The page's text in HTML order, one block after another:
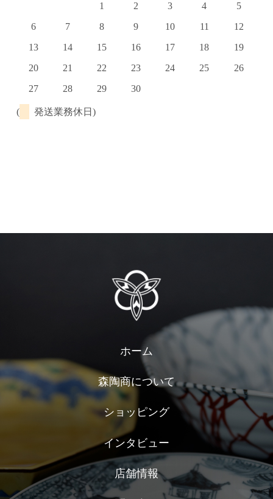
1 2 3 4
5
6
7 8 9 10 11
12
13
14 15 16 17 18
19
20
21 22 23 24 25
26
27
28 29 30
( 発送業務休日)
ホーム
森陶商について
ショッピング
インタビュー
店舗情報